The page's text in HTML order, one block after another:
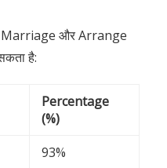
Marriage और Arrange
है:
Percentage
(%)
93%